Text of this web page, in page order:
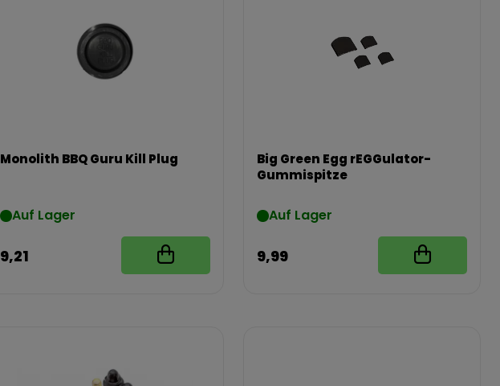
Monolith BBQ Guru Kill Plug
Auf Lager
9,21
Big Green Egg rEGGulator-
Gummispitze
Auf Lager
9,99